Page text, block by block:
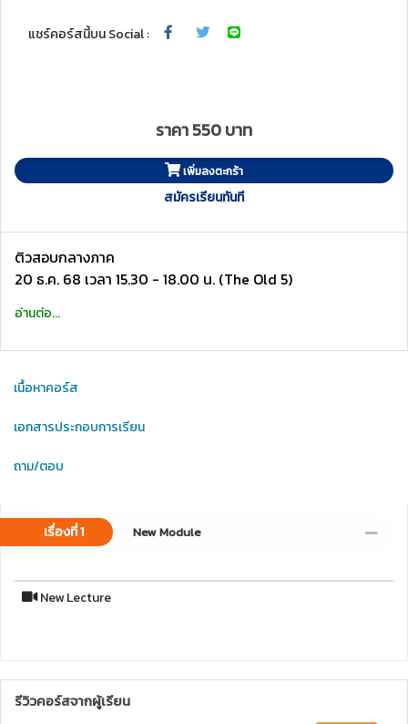
แชร์คอร์สนี้บน Social :
ราคา 550 บาท
เพิ่มลงตะกร้า
สมัครเรียนทันที
ติวสอบกลางภาค
20 ธ.ค. 68 เวลา 15.30 - 18.00 น. (The Old 5)
อ่านต่อ...
เนื้อหาคอร์ส
เอกสารประกอบการเรียน
ถาม/ตอบ
เรื่องที่ 1 New Module
New Lecture
รีวิวคอร์สจากผู้เรียน